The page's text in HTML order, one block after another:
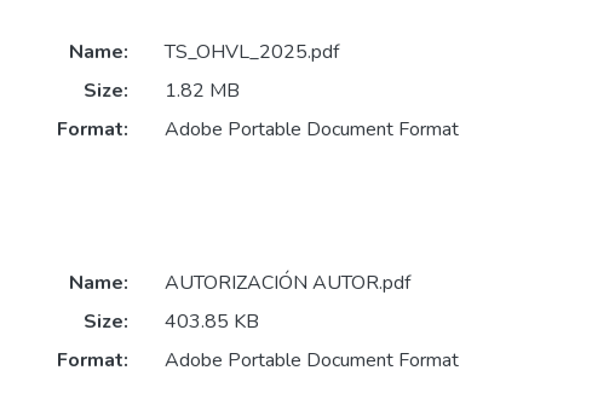
Name:
TS_OHVL_2025.pdf
Size:
1.82 MB
Format:
Adobe Portable Document Format
Name:
AUTORIZACIÓN AUTOR.pdf
Size:
403.85 KB
Format:
Adobe Portable Document Format